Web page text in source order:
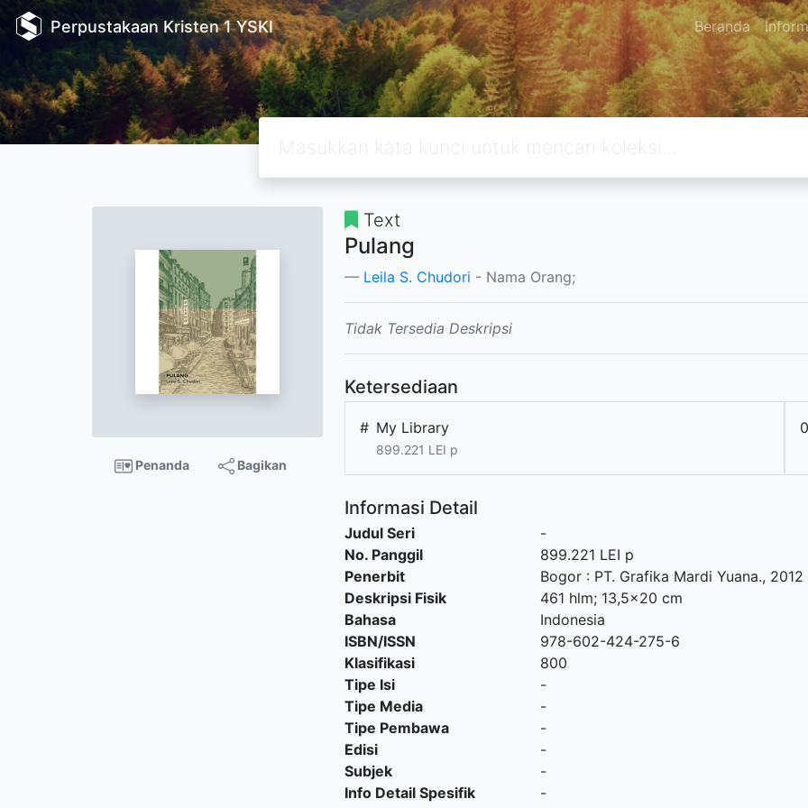
Perpustakaan Kristen 1 YSKI Beranda
Penanda Bagikan
Text
Pulang
Leila S. Chudori - Nama Orang;
Tidak Tersedia Deskripsi
Ketersediaan
# My Library
899.221 LEI p
Informasi Detail
Judul Seri
-
No. Panggil
899.221 LEI p
Penerbit
Bogor: PT. Grafika Mardi Yuana., 2012
Deskripsi Fisik
461 hlm; 13,5x20 cm
Bahasa
Indonesia
ISBN/ISSN
978-602-424-275-6
Klasifikasi
800
Tipe Isi
-
Tipe Media
-
Tipe Pembawa
-
Edisi
-
Subjek
-
Info Detail Spesifik
-